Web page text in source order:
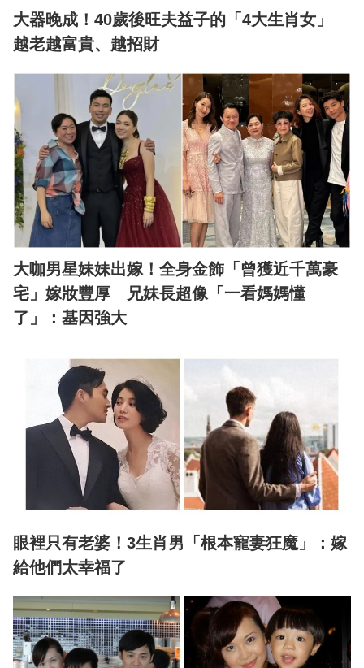
大器晚成！40歲後旺夫益子的「4大生肖女」
越老越富貴、越招財
大咖男星妹妹出嫁！全身金飾「曾獲近千萬豪
宅」嫁妝豐厚 兄妹長超像「一看媽媽懂
了」：基因強大
眼裡只有老婆！3生肖男「根本寵妻狂魔」：嫁
給他們太幸福了